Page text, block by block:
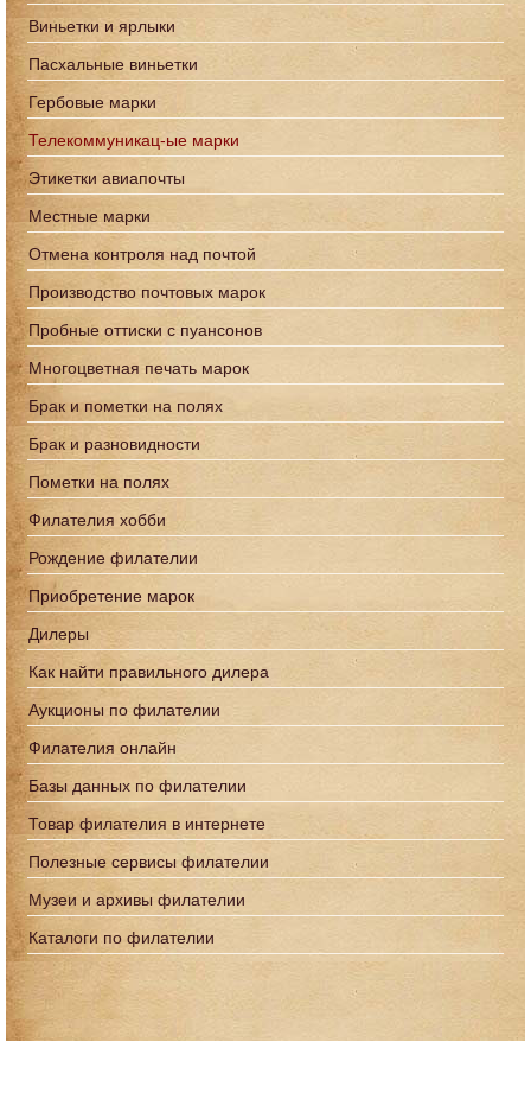
Виньетки и ярлыки
Пасхальные виньетки
Гербовые марки
Телекоммуникац-ые марки
Этикетки авиапочты
Местные марки
Отмена контроля над почтой
Производство почтовых марок
Пробные оттиски с пуансонов
Многоцветная печать марок
Брак и пометки на полях
Брак и разновидности
Пометки на полях
Филателия хобби
Рождение филателии
Приобретение марок
Дилеры
Как найти правильного дилера
Аукционы по филателии
Филателия онлайн
Базы данных по филателии
Товар филателия в интернете
Полезные сервисы филателии
Музеи и архивы филателии
Каталоги по филателии